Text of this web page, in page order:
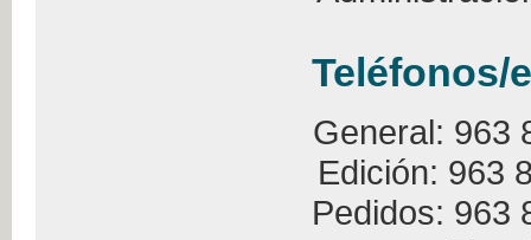
Teléfonos/
General: 963
Edición: 963
Pedidos: 963